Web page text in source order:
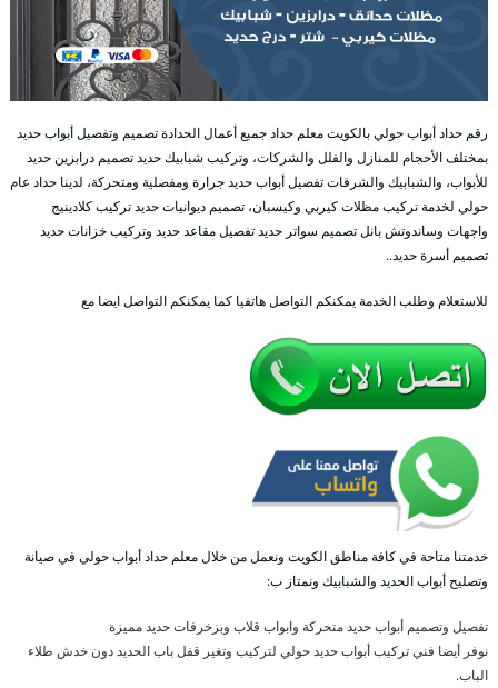
رقم حداد أبواب حولي بالكويت معلم حداد جميع أعمال الحدادة تصميم وتفصيل أبواب حديد
بمختلف الأحجام للمنازل والفلل والشركات، وتركيب شبابيك حديد تصميم درابزين حديد
للأبواب، والشبابيك والشرفات تفصيل أبواب حديد جرارة ومفصلية ومتحركة، لدينا حداد عام
حولي لخدمة تركيب مظلات كيربي وكيسبان، تصميم ديوانيات حديد تركيب كلادينيج
واجهات وساندوتش بانل تصميم سواتر حديد تفصيل مقاعد حديد وتركيب خزانات حديد
تصميم أسرة حديد..
للاستعلام وطلب الخدمة يمكنكم التواصل هاتفيا كما يمكنكم التواصل ايضا مع
خدمتنا متاحة في كافة مناطق الكويت ونعمل من خلال معلم حداد أبواب حولي في صيانة
وتصليح أبواب الحديد والشبابيك ونمتاز ب:
تفصيل وتصميم أبواب حديد متحركة وابواب قلاب وبزخرفات حديد مميزة
نوفر أيضا فني تركيب أبواب حديد حولي لتركيب وتغير قفل باب الحديد دون خدش طلاء
الباب.